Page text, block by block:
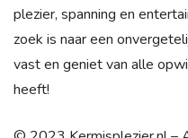
plezier, spanning en
zoek is naar een
vast en geniet van alle
heeft!